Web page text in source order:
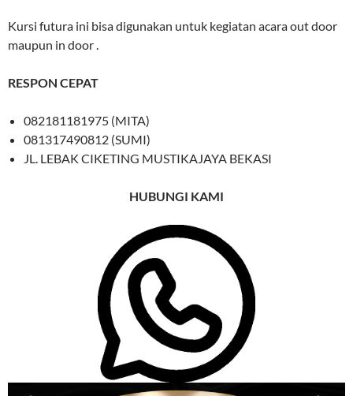
Kursi futura ini bisa digunakan untuk kegiatan acara out door
maupun in door .
RESPON CEPAT
082181181975 (MITA)
081317490812 (SUMI)
JL. LEBAK CIKETING MUSTIKAJAYA BEKASI
HUBUNGI KAMI